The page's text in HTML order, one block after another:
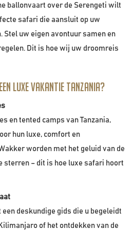
ballonvaart over de Serengeti wilt
safari die aansluit op uw
Stel uw eigen avontuur samen en
Dit is hoe wij uw droomreis
luxe vakantie Tanzania?
en tented camps van Tanzania,
hun luxe, comfort en
worden met het geluid van de
sterren – dit is hoe luxe safari hoort
deskundige gids die u begeleidt
of het ontdekken van de